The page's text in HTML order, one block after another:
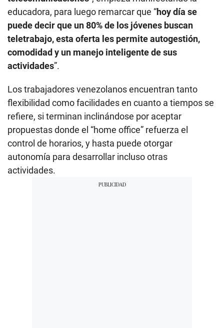
educadora, para luego remarcar que “hoy día se
puede decir que un 80% de los jóvenes buscan
teletrabajo, esta oferta les permite autogestión,
comodidad y un manejo inteligente de sus
actividades”.
Los trabajadores venezolanos encuentran tanto
flexibilidad como facilidades en cuanto a tiempos se
refiere, si terminan inclinándose por aceptar
propuestas donde el “home office” refuerza el
control de horarios, y hasta puede otorgar
autonomía para desarrollar incluso otras
actividades.